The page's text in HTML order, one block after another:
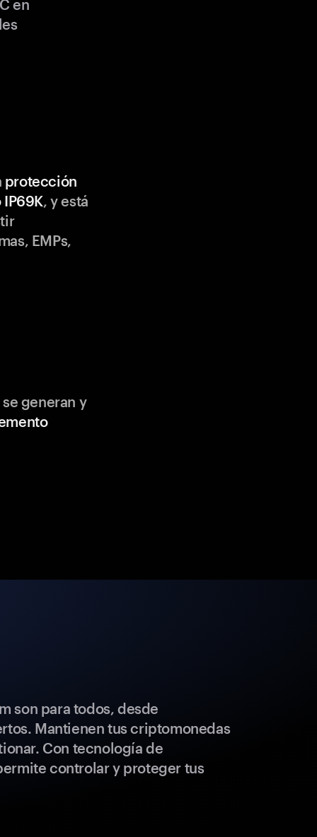
en
protección
, y está
EMPs,
generan y
son para todos, desde
Mantienen tus criptomonedas
Con tecnología de
controlar y proteger tus